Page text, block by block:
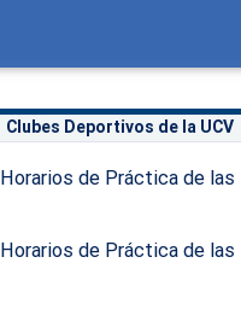
Clubes Deportivos de la UCV
Horarios de Práctica de
Horarios de Práctica de